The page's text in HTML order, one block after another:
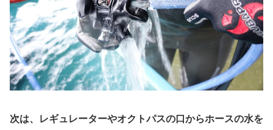
次は、レギュレーターやオクトパスの口からホースの水を